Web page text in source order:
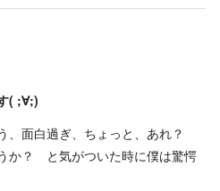
( ;∀;)
、面白過ぎ、ちょっと、あれ？
か？ と気がついた時に僕は驚愕